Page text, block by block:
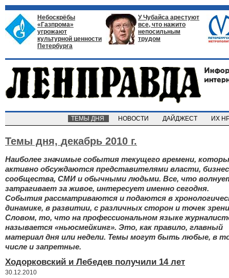
Небоскрёбы
«Газпрома»
угрожают
культурной ценности
Петербурга
У Чубайса арестуют
все, что нажито
непосильным
трудом
ТЕМЫ ДНЯ НОВОСТИ ДАЙДЖЕСТ ИХ
Темы дня, декабрь 2010 г.
Наиболее значимые события текущего времени,
активно обсуждаются представителями власти,
сообщества, СМИ и обычными людьми. Все, что
затрагивает за живое, интересует именно сегодня.
События рассматриваются и подаются в
динамике, в развитии, с различных сторон и точек
Словом, то, что на профессиональном языке
называется «ньюсмейкинг». Это, как правило, главный
материал дня или недели. Темы могут быть любые, в
числе и запретные.
Ходорковский и Лебедев получили 14 лет
30.12.2010